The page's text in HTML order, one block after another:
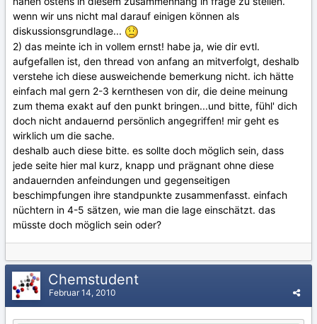
wenn wir uns nicht mal darauf einigen können als
diskussionsgrundlage...
2) das meinte ich in vollem ernst! habe ja, wie dir evtl.
aufgefallen ist, den thread von anfang an mitverfolgt, deshalb
verstehe ich diese ausweichende bemerkung nicht. ich hätte
einfach mal gern 2-3 kernthesen von dir, die deine meinung
zum thema exakt auf den punkt bringen...und bitte, fühl' dich
doch nicht andauernd persönlich angegriffen! mir geht es
wirklich um die sache.
deshalb auch diese bitte. es sollte doch möglich sein, dass
jede seite hier mal kurz, knapp und prägnant ohne diese
andauernden anfeindungen und gegenseitigen
beschimpfungen ihre standpunkte zusammenfasst. einfach
nüchtern in 4-5 sätzen, wie man die lage einschätzt. das
müsste doch möglich sein oder?
Chemstudent
Februar 14, 2010